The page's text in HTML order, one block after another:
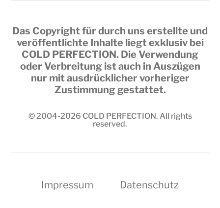
Das Copyright für durch uns erstellte und
veröffentlichte Inhalte liegt exklusiv bei
COLD PERFECTION. Die Verwendung
oder Verbreitung ist auch in Auszügen
nur mit ausdrücklicher vorheriger
Zustimmung gestattet.
© 2004-2026 COLD PERFECTION. All rights
reserved.
Impressum Datenschutz